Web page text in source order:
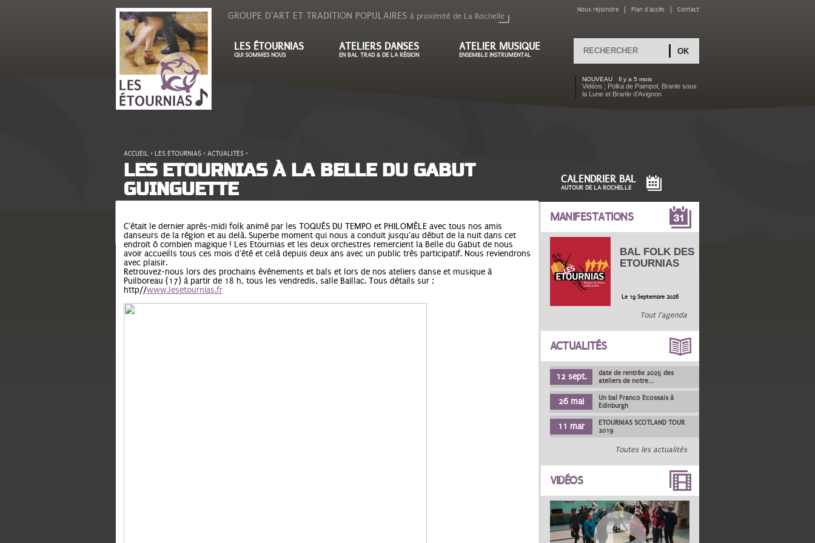
GROUPE D'ART ET TRADITION POPULAIRES à proximité de La Rochelle
LES ÉTOURNIAS
QUI SOMMES NOUS
ATELIERS DANSES
EN BAL TRAD & DE LA RÉGION
ATELIER MUSIQUE
ENSEMBLE INSTRUMENTAL
Nous rejoindre Plan d'accès Contact
FORMULAIRE DE
RECHERCHE
CALENDRIER BAL
AUTOUR DE LA ROCHELLE
NOUVEAU Il y a 5 mois
Vidéos ; Polka de Paimpol, Branle sous
la Lune et Branle d'Avignon
VOUS ÊTES ICI
ACCUEIL › LES ÉTOURNIAS› ACTUALITÉS›
LES ETOURNIAS À LA BELLE DU GABUT
GUINGUETTE
C'était le dernier après-midi folk animé par les TOQUÉS DU TEMPO et PHILOMÈLE avec tous nos amis
danseurs de la région et au delà. Superbe moment qui nous a conduit jusqu'au début de la nuit dans cet
endroit ô combien magique ! Les Etournias et les deux orchestres remercient la Belle du Gabut de nous
avoir accueills tous ces mois d'été et celà depuis deux ans avec un public très participatif. Nous reviendrons
avec plaisir.
Retrouvez-nous lors des prochains événements et bals et lors de nos ateliers danse et musique à
Puilboreau (17) à partir de 18 h, tous les vendredis, salle Baillac. Tous détails sur :
http//www.lesetournias.fr
MANIFESTATIONS
BAL FOLK DES
ETOURNIAS
Le 19 Septembre 2026
Tout l'agenda
ACTUALITÉS
12 sept.
date de rentrée 2025 des
ateliers de notre...
26 mai
Un bal Franco Ecossais à
Edinburgh
11 mar
ETOURNIAS SCOTLAND TOUR
2019
Toutes les actualités
VIDÉOS